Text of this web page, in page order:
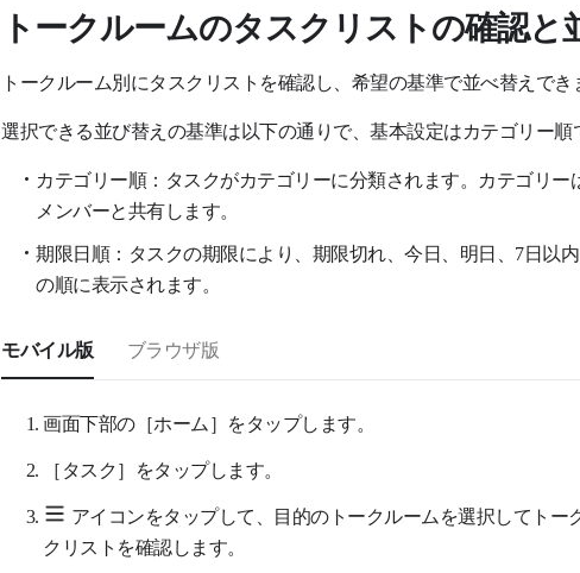
トークルームのタスクリストの確認と
トークルーム別にタスクリストを確認し、希望の基準で並べ替えでき
選択できる並び替えの基準は以下の通りで、基本設定はカテゴリー順
カテゴリー順：タスクがカテゴリーに分類されます。カテゴリー
メンバーと共有します。
期限日順：タスクの期限により、期限切れ、今日、明日、7日以
の順に表示されます。
モバイル版 ブラウザ版
画面下部の［ホーム］をタップします。
［タスク］をタップします。
アイコンをタップして、目的のトークルームを選択してトー
クリストを確認します。